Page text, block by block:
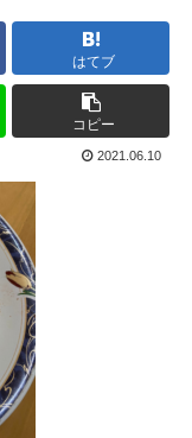
はてブ
コピー
2021.06.10